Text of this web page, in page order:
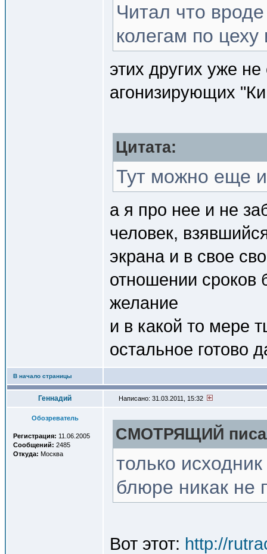
Читал что
колегам по
этих других уже
агонизирующих
Цитата:
Тут можно еще
а я про нее и не
человек,
экрана и в свое
отношении сроков
желание
и в какой то мере
остальное готово
В начало страницы
Геннадий Написано: 31.03.2011, 15:32
Обозреватель
Регистрация: 11.06.2005
Сообщений: 2485
Откуда: Москва
СМОТРЯЩИЙ
только
блюре никак не
Вот этот: http://